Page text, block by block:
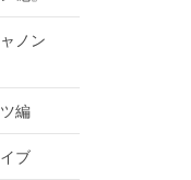
ノン
編
ブ